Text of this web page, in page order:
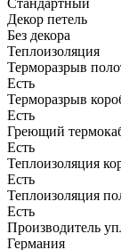
Декор петель
Без декора
Теплоизоляция
Терморазрыв
Есть
Терморазрыв
Есть
Греющий
Есть
Теплоизоляция
Есть
Теплоизоляция
Есть
Производитель
Германия